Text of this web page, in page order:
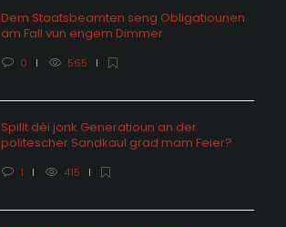
Dem Staatsbeamten seng Obligatiounen
am Fall vun engem Dimmer
0 565
Spillt déi jonk Generatioun an der
politescher Sandkaul grad mam Feier?
1 415